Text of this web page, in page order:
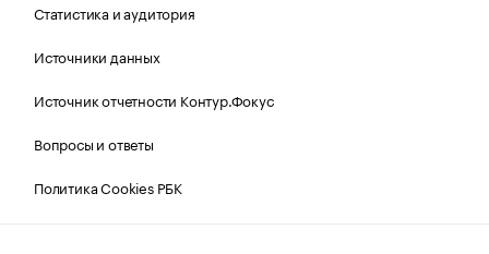
Статистика и аудитория
Источники данных
Источник отчетности Контур.Фокус
Вопросы и ответы
Политика Cookies РБК